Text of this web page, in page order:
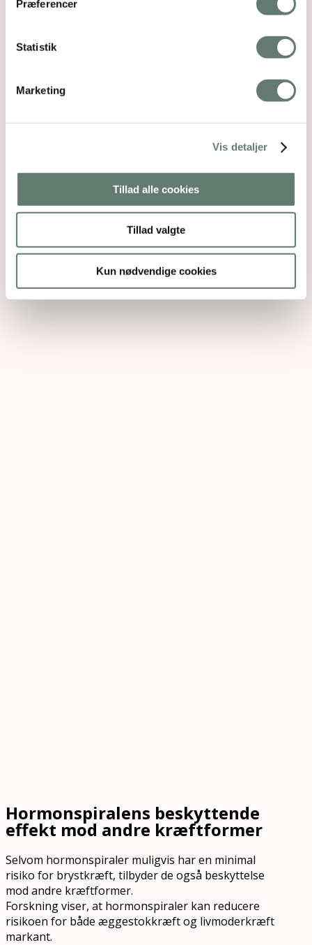
Præferencer
Statistik
Marketing
Vis detaljer
Tillad alle cookies
Tillad valgte
Kun nødvendige cookies
brystkræft, men også på din generelle sundhed.
Hormonspiralens beskyttende
effekt mod andre kræftformer
Selvom hormonspiraler muligvis har en minimal
risiko for brystkræft, tilbyder de også beskyttelse
mod andre kræftformer.
Forskning viser, at hormonspiraler kan reducere
risikoen for både æggestokkræft og livmoderkræft
markant.